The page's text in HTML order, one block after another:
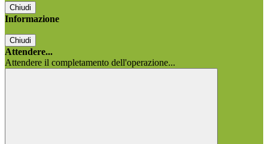
Chiudi
Informazione
Chiudi
Attendere...
Attendere il completamento dell'operazione...